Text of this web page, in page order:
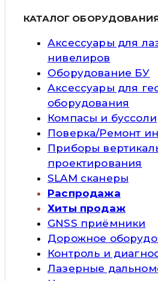
КАТАЛОГ
Аксессуары для
нивелиров
Оборудование БУ
Аксессуары для
оборудования
Компасы и буссоли
Поверка/Ремонт
Приборы
проектирования
SLAM сканеры
Распродажа
Хиты продаж
GNSS приёмники
Дорожное
Контроль и
Лазерные